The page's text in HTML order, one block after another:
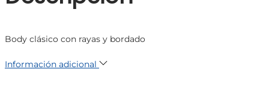
Body clásico con rayas y bordado
Información adicional